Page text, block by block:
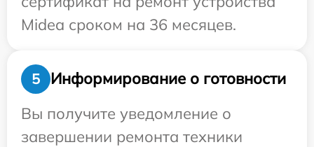
Midea сроком на 36 месяцев.
5
Информирование о готовности
Вы получите уведомление о
завершении ремонта техники